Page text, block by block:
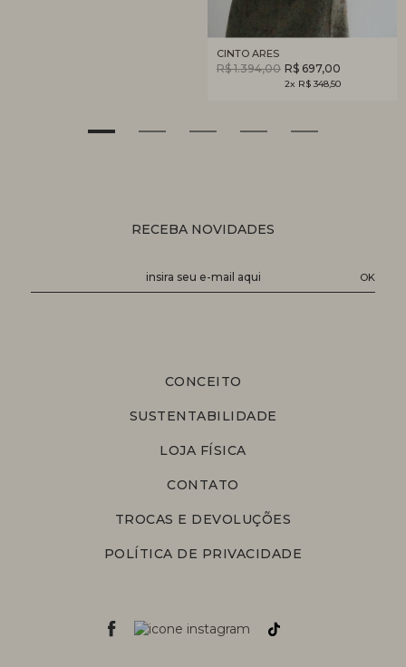
CINTO ARES
R$ 1.394,00 R$ 697,00
2x R$ 348,50
RECEBA NOVIDADES
CONCEITO
SUSTENTABILIDADE
LOJA FÍSICA
CONTATO
TROCAS E DEVOLUÇÕES
POLÍTICA DE PRIVACIDADE